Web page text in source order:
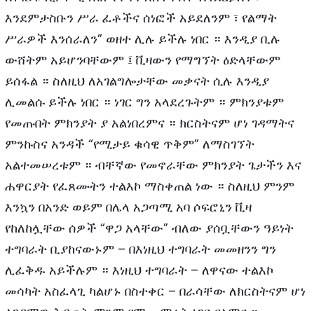
እንደምታስቡን ሥራ ፈቶችና ሰነፎች አይደለንም ፣ የልማት
ሥራዎች እንሰራለን” ወዘተ ሊሉ ይችሉ ነበር ። እንዲያ ቢሉ
ውሸትም አይሆንባቸውም ፤ ቪዛውን የማግኘት ዕድላቸውም
ይሰፋል ። ስለዚህ ለአገልግሎታቸው መቃናት ሲሉ እንዲያ
ሊመልሱ ይችሉ ነበር ። ነገር ግን አላደረጉትም ። ምክንያቱም
የመጡበት ምክንያት ያ አልነበረምና ። ክርስትናም ሆነ ገዳማትና
ምንኩስና አንዳች “የሚታይ ቁሳዊ ጥቅም” ለማስገኘት
አልተመሠረቱም ። ብቸኛው የመኖራቸው ምክንያት ጌታችን እና
ሐዋርያት የፈጸሙትን ተልእኮ ማስቀጠል ነው ። ስለዚህ ምንም
እንኳን በአንድ ወይም በሌላ አጋጣሚ አባ ሶፍሮኒን ቪዛ
የከለከሏቸው ሰዎች “ዋጋ አላቸው” ብለው ያሰቧቸውን ዓይነት
ተግባራት ቢያከናውኑም – በእነዚህ ተግባራት መመዘንን ግን
ሊፈቅዱ አይችሉም ። እነዚህ ተግባራት – ለዋናው ተልእኮ
መሳካት አስፈላጊ ካልሆኑ በስተቀር – በራሳቸው ለክርስትናም ሆነ